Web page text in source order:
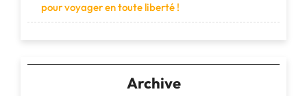
pour voyager en toute liberté !
Archive